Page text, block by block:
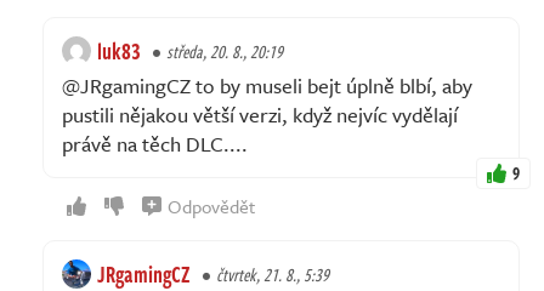
luk83 středa, 20. 8., 20:19
@JRgamingCZ to by museli bejt úplně blbí, aby
pustili nějakou větší verzi, když nejvíc vydělají
právě na těch DLC....
9
Odpovědět
JRgamingCZ čtvrtek, 21. 8., 5:39